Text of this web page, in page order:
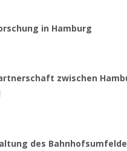
in Hamburg
zwischen
des